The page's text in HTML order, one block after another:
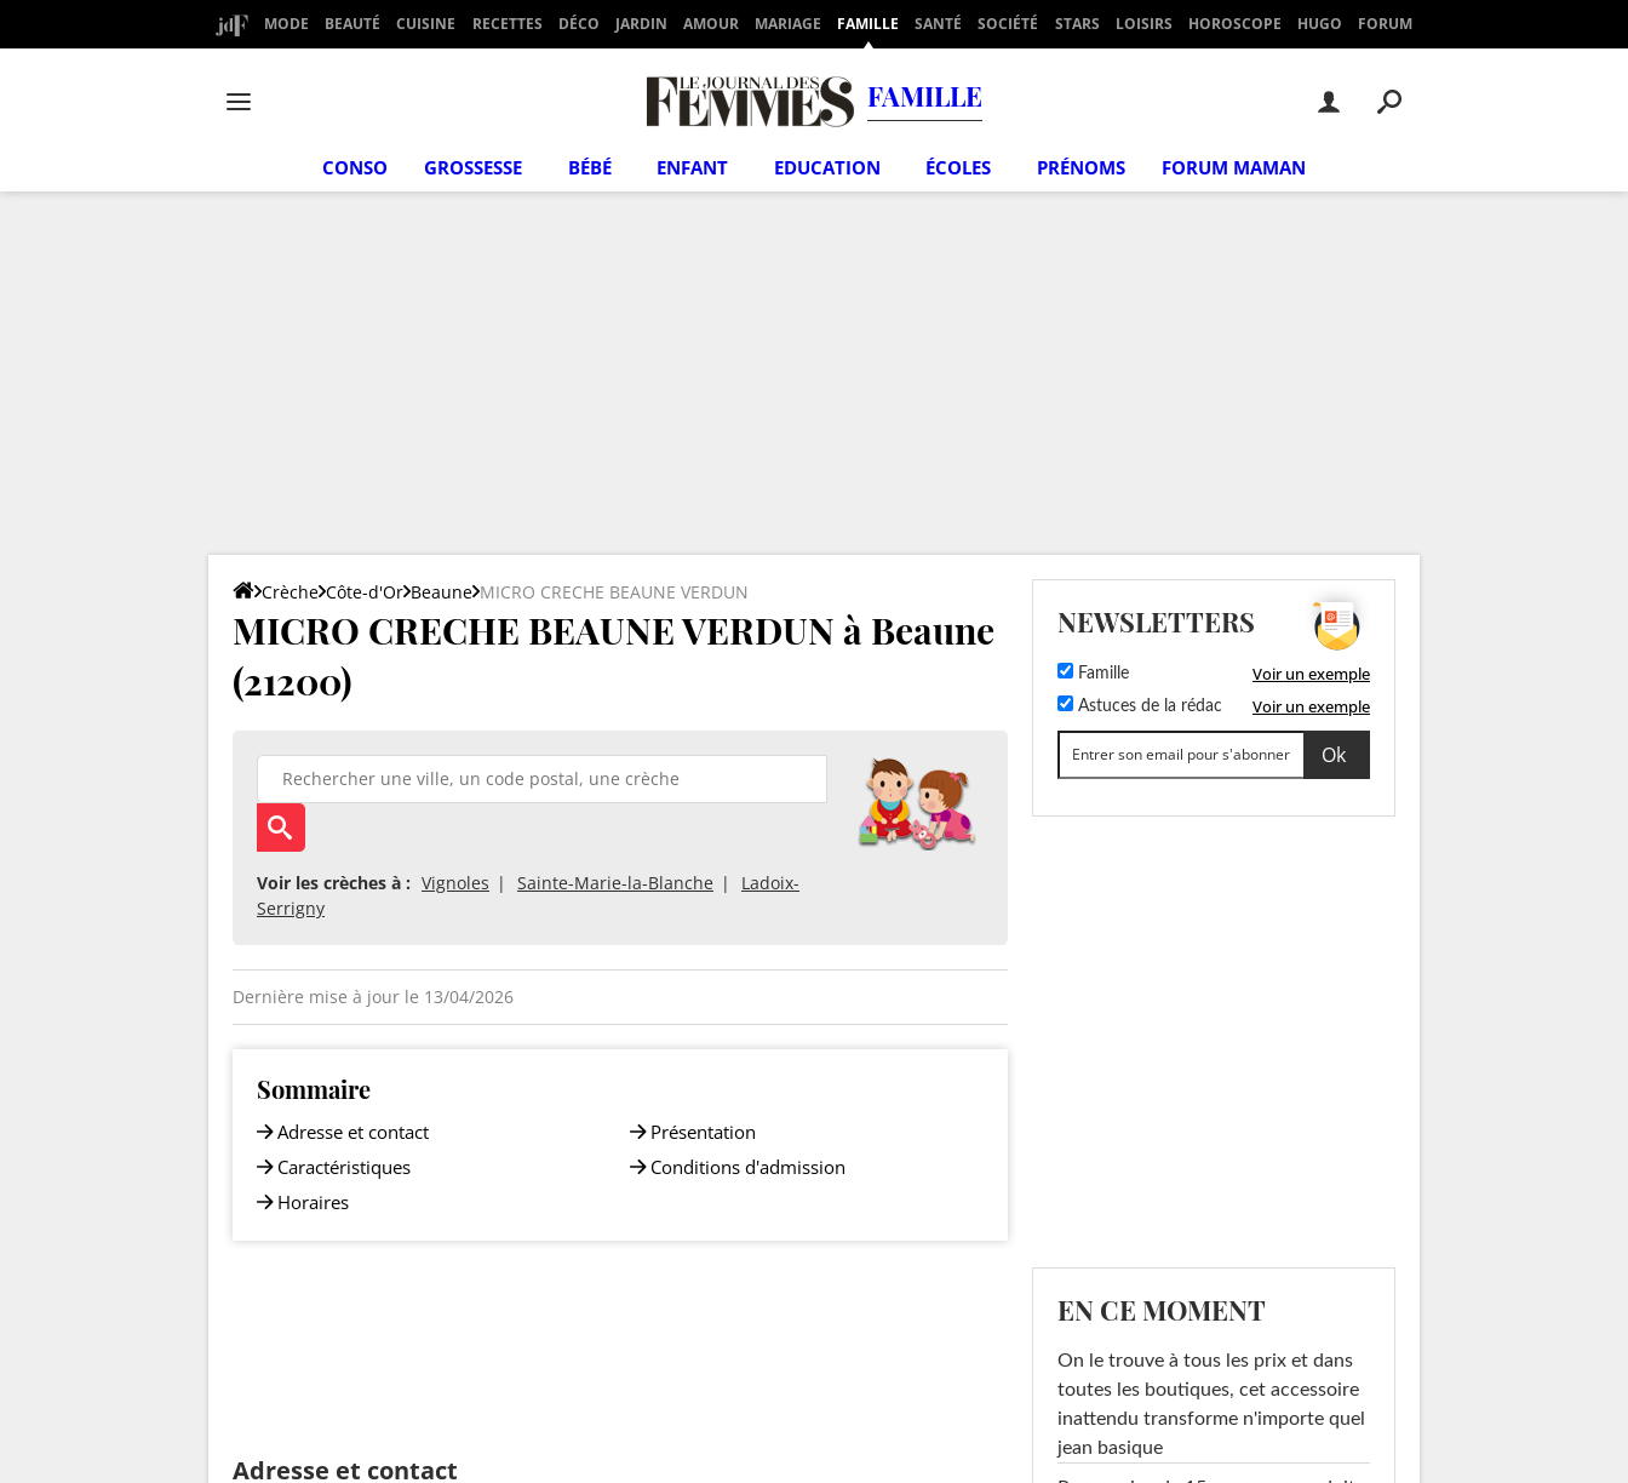
MODE BEAUTÉ CUISINE RECETTES DÉCO JARDIN AMOUR MARIAGE FAMILLE SANTÉ SOCIÉTÉ STARS LOISIRS HOROSCOPE HUGO FORUM
FAMILLE
CONSO GROSSESSE BÉBÉ ENFANT EDUCATION ÉCOLES PRÉNOMS FORUM MAMAN
Crèche Côte-d'Or Beaune MICRO CRECHE BEAUNE VERDUN
MICRO CRECHE BEAUNE VERDUN à Beaune
(21200)
Voir les crèches à : Vignoles Sainte-Marie-la-Blanche
Ladoix-
Serrigny
Dernière mise à jour le 13/04/2026
Sommaire
Adresse et contact
Caractéristiques
Horaires
Présentation
Conditions d'admission
Adresse et contact
NEWSLETTERS
Famille Voir un exemple
Astuces de la rédac Voir un exemple
EN CE MOMENT
On le trouve à tous les prix et dans
toutes les boutiques, cet accessoire
inattendu transforme n'importe quel
jean basique